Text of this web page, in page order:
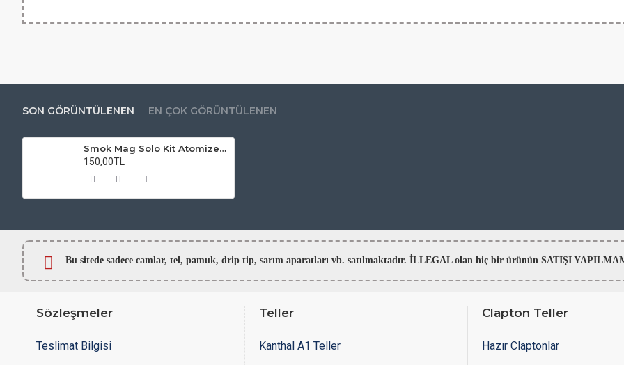
SON GÖRÜNTÜLENEN EN ÇOK GÖRÜNTÜLENEN
Smok Mag Solo Kit Atomizer Camı
150,00TL
Bu sitede sadece camlar, tel, pamuk, drip tip, sarım aparatları vb. satılmaktadır. İLLEGAL olan hiç bir ürünün SATIŞI
Sözleşmeler
Teslimat Bilgisi
Teller
Kanthal A1 Teller
Clapton Teller
Hazır Claptonlar